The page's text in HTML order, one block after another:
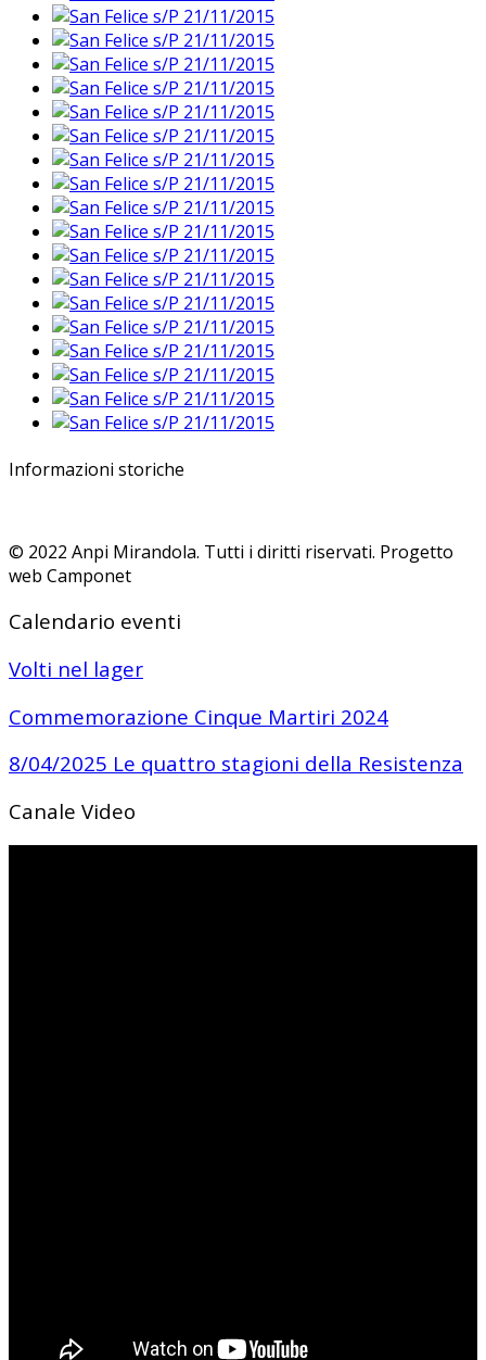
Informazioni storiche
© 2022 Anpi Mirandola. Tutti i diritti riservati. Progetto
web Camponet
Calendario eventi
Volti nel lager
Commemorazione Cinque Martiri 2024
8/04/2025 Le quattro stagioni della Resistenza
Canale Video